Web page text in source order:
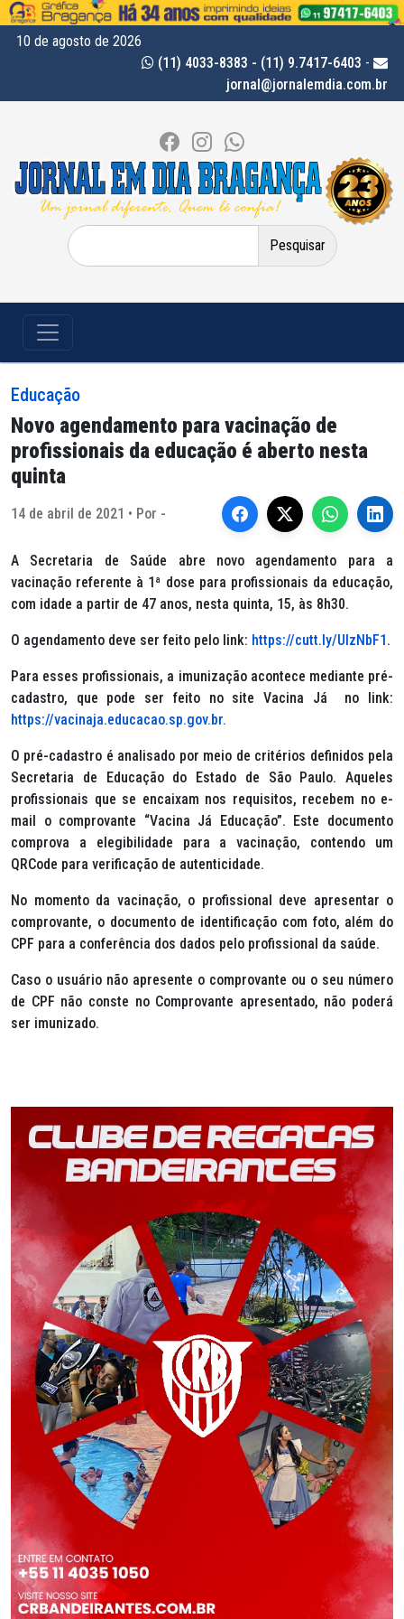
10 de agosto de 2026
(11) 4033-8383 - (11) 9.7417-6403 -
jornal@jornalemdia.com.br
Pesquisar
por:
Educação
Novo agendamento para vacinação de
profissionais da educação é aberto nesta
quinta
14 de abril de 2021 • Por -
A Secretaria de Saúde abre novo agendamento para a
vacinação referente à 1ª dose para profissionais da educação,
com idade a partir de 47 anos, nesta quinta, 15, às 8h30.
O agendamento deve ser feito pelo link: https://cutt.ly/UlzNbF1.
Para esses profissionais, a imunização acontece mediante pré-
cadastro, que pode ser feito no site Vacina Já no link:
https://vacinaja.educacao.sp.gov.br.
O pré-cadastro é analisado por meio de critérios definidos pela
Secretaria de Educação do Estado de São Paulo. Aqueles
profissionais que se encaixam nos requisitos, recebem no e-
mail o comprovante “Vacina Já Educação”. Este documento
comprova a elegibilidade para a vacinação, contendo um
QRCode para verificação de autenticidade.
No momento da vacinação, o profissional deve apresentar o
comprovante, o documento de identificação com foto, além do
CPF para a conferência dos dados pelo profissional da saúde.
Caso o usuário não apresente o comprovante ou o seu número
de CPF não conste no Comprovante apresentado, não poderá
ser imunizado.